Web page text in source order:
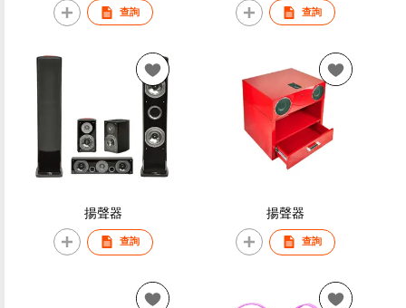
查詢 查詢
揚聲器
查詢
揚聲器
查詢